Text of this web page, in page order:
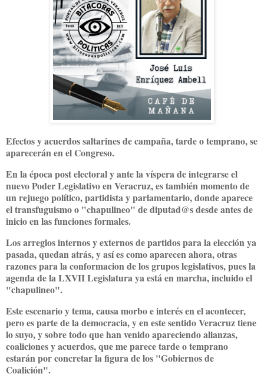
Efectos y acuerdos saltarines de campaña, tarde o temprano, se
aparecerán en el Congreso.
En la época post electoral y ante la víspera de integrarse el
nuevo Poder Legislativo en Veracruz, es también momento de
un rejuego político, partidista y parlamentario, donde aparece
el transfuguismo o "chapulineo" de diputad@s desde antes de
inicio en las funciones formales.
Los arreglos internos y externos de partidos para la elección ya
pasada, quedan atrás, y así es como aparecen ahora, otras
razones para la conformacion de los grupos legislativos, pues la
agenda de la LXVII Legislatura ya está en marcha, incluido el
"chapulineo".
Este escenario y tema, causa morbo e interés en el acontecer,
pero es parte de la democracia, y en este sentido Veracruz tiene
lo suyo, y sobre todo que han venido apareciendo alianzas,
coaliciones y acuerdos, que me parece tarde o temprano
estarán por concretar la figura de los "Gobiernos de
Coalición".